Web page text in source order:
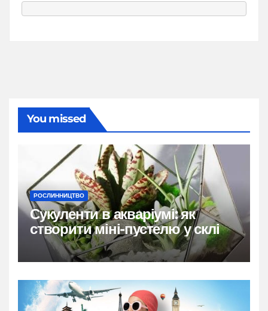
You missed
РОСЛИННИЦТВО
Сукуленти в акваріумі: як
створити міні-пустелю у склі